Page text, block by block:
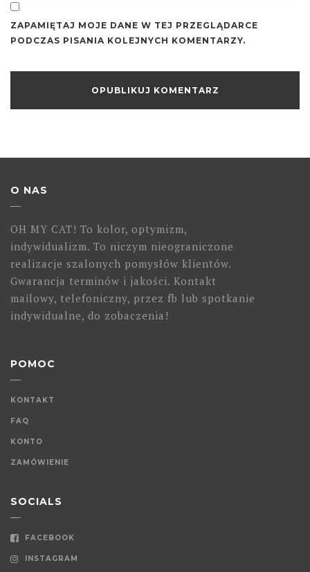
ZAPAMIĘTAJ MOJE DANE W TEJ PRZEGLĄDARCE
PODCZAS PISANIA KOLEJNYCH KOMENTARZY.
O NAS
OH MY CAT! To kolor, optymizm,
indywidualizm. To niczym nieograniczone
realizacje szalonych pomysłów klientów.
Gwarancja terminów i jakości. Kontakt
mailowy, telefoniczny, przez fb lub spotkanie
indywidualne, do zobaczenia!
POMOC
KONTAKT
FAQ
KONTO
ZAMÓWIENIE
SOCIALS
FACEBOOK
INSTAGRAM